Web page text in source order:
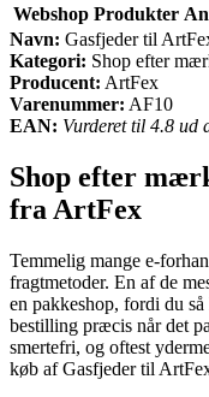
Webshop Produkter
Navn: Gasfjeder til
Kategori: Shop efter
Producent: ArtFex
Varenummer: AF10
EAN: Vurderet til 4.8 ud
Shop efter
fra ArtFex
Temmelig mange e-
fragtmetoder. En af de
en pakkeshop, fordi du
bestilling præcis når det
smertefri, og oftest
køb af Gasfjeder til